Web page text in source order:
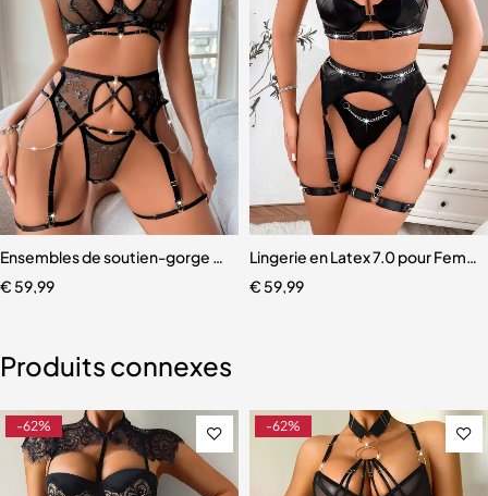
Jarretelles
Ensembles de soutien-gorge et string avec broderie Full Star
€ 59,99
Lingerie en Latex 7.0 pour
€ 59,99
Produits connexes
-62% -62%